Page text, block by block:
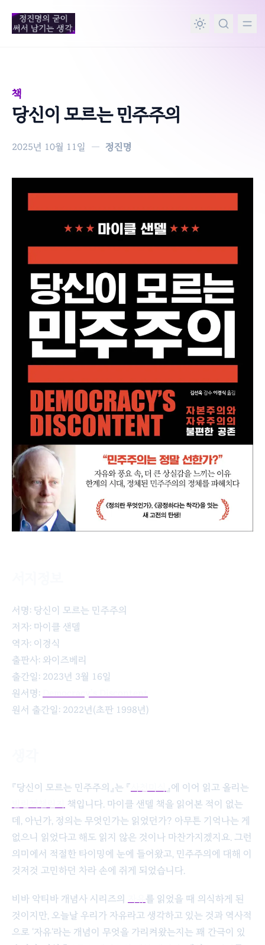
content
책
당신이 모르는 민주주의
2025년 10월 11일 — 정진명
서명: 당신이 모르는 민주주의
저자: 마이클 샌델
역자: 이경식
출판사: 와이즈베리
출간일: 2023년 3월 16일
원서명:
원서 출간일: 2022년(초판 1998년)
『당신이 모르는 민주주의』는 『
』에 이어 읽고 올리는
책입니다. 마이클 샌델 책을 읽어본 적이 없는
데, 아닌가, 정의는 무엇인가는 읽었던가? 아무튼 기억나는 게
없으니 읽었다고 해도 읽지 않은 것이나 마찬가지겠지요. 그런
의미에서 적절한 타이밍에 눈에 들어왔고, 민주주의에 대해 이
것저것 고민하던 차라 손에 쥐게 되었습니다.
비바 악티바 개념사 시리즈의
를 읽었을 때 의식하게 된
것이지만, 오늘날 우리가 자유라고 생각하고 있는 것과 역사적
으로 '자유'라는 개념이 무엇을 가리켜왔는지는 꽤 간극이 있